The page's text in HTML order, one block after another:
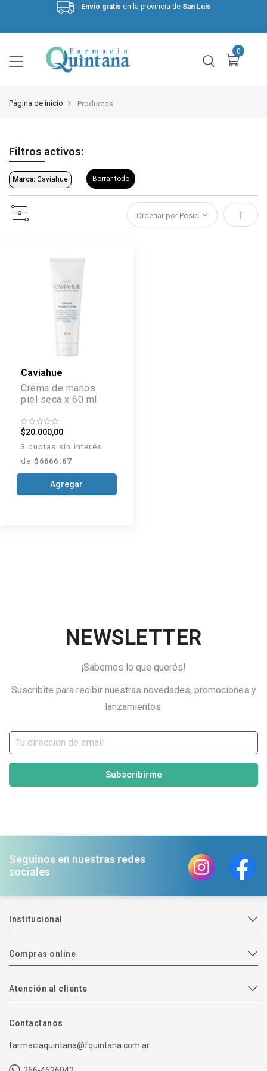
Página de inicio Productos
Filtros activos:
Marca: Caviahue Borrar todo
Caviahue
Crema de manos
piel seca x 60 ml
$20.000,00
3 cuotas sin interés
de $6666.67
Agregar
NEWSLETTER
¡Sabemos lo que querés!
Suscribite para recibir nuestras novedades, promociones y
lanzamientos.
Subscribirme
Seguinos en nuestras redes
sociales
Institucional
Compras online
Atención al cliente
Contactanos
farmaciaquintana@fquintana.com.ar